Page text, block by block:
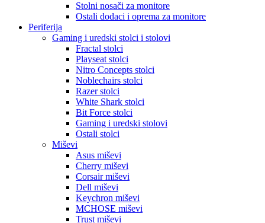
Stolni nosači za monitore
Ostali dodaci i oprema za monitore
Periferija
Gaming i uredski stolci i stolovi
Fractal stolci
Playseat stolci
Nitro Concepts stolci
Noblechairs stolci
Razer stolci
White Shark stolci
Bit Force stolci
Gaming i uredski stolovi
Ostali stolci
Miševi
Asus miševi
Cherry miševi
Corsair miševi
Dell miševi
Keychron miševi
MCHOSE miševi
Trust miševi